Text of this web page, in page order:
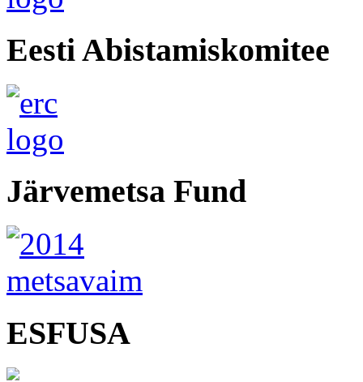
Eesti Abistamiskomitee
Järvemetsa Fund
ESFUSA